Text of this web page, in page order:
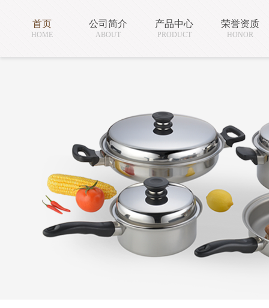
首页
HOME
公司简介
ABOUT
产品中心
PRODUCT
荣誉资质
HONOR